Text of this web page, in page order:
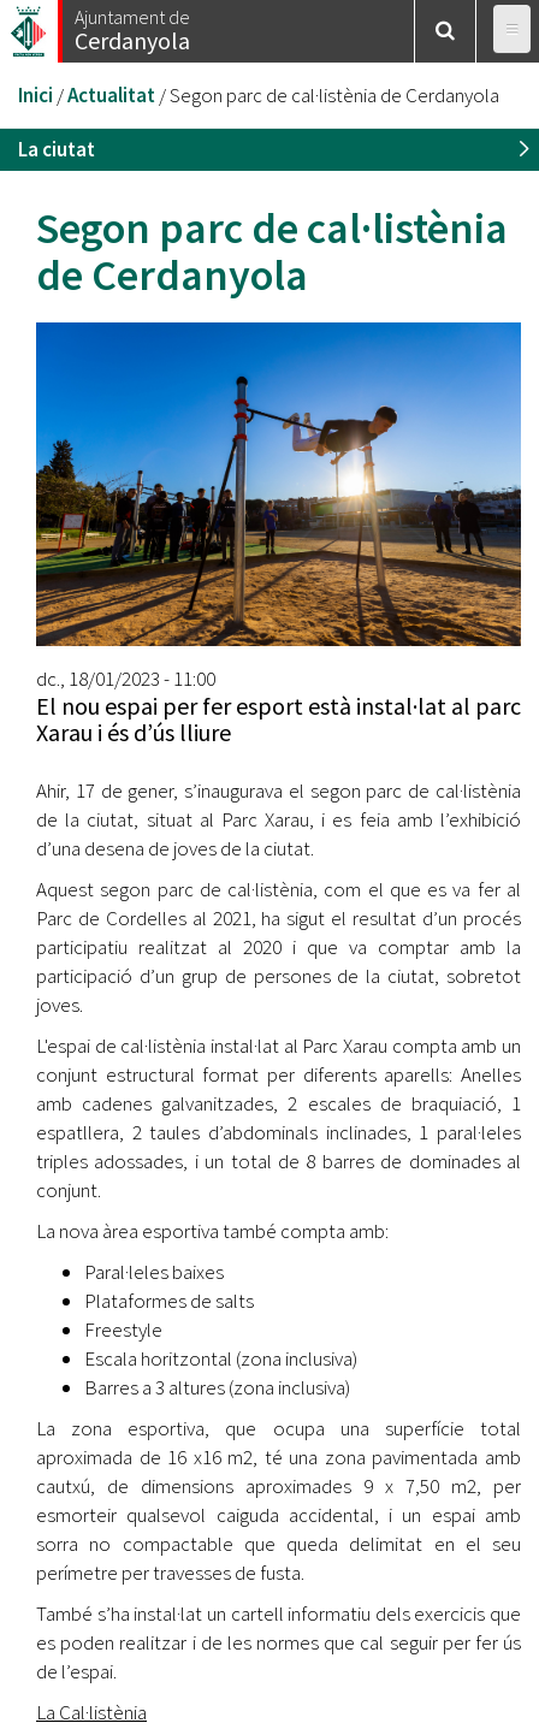
Vés
al
Ajuntament de
Cerdanyola
Esteu
aquí
Inici /Actualitat/Segon parc de cal·listènia de Cerdanyola
La ciutat
Segon parc de cal·listènia
de Cerdanyola
dc., 18/01/2023 - 11:00
El nou espai per fer esport està instal·lat al parc
Xarau i és d’ús lliure
Ahir, 17 de gener, s’inaugurava el segon parc de cal·listènia
de la ciutat, situat al Parc Xarau, i es feia amb l’exhibició
d’una desena de joves de la ciutat.
Aquest segon parc de cal·listènia, com el que es va fer al
Parc de Cordelles al 2021, ha sigut el resultat d’un procés
participatiu realitzat al 2020 i que va comptar amb la
participació d’un grup de persones de la ciutat, sobretot
joves.
L'espai de cal·listènia instal·lat al Parc Xarau compta amb un
conjunt estructural format per diferents aparells: Anelles
amb cadenes galvanitzades, 2 escales de braquiació, 1
espatllera, 2 taules d’abdominals inclinades, 1 paral·leles
triples adossades, i un total de 8 barres de dominades al
conjunt.
La nova àrea esportiva també compta amb:
Paral·leles baixes
Plataformes de salts
Freestyle
Escala horitzontal (zona inclusiva)
Barres a 3 altures (zona inclusiva)
La zona esportiva, que ocupa una superfície total
aproximada de 16 x16 m2, té una zona pavimentada amb
cautxú, de dimensions aproximades 9 x 7,50 m2, per
esmorteir qualsevol caiguda accidental, i un espai amb
sorra no compactable que queda delimitat en el seu
perímetre per travesses de fusta.
També s’ha instal·lat un cartell informatiu dels exercicis que
es poden realitzar i de les normes que cal seguir per fer ús
de l’espai.
La Cal·listènia